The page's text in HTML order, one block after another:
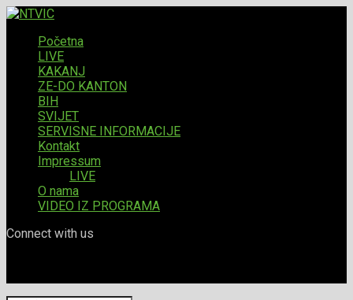
Početna
LIVE
KAKANJ
ZE-DO KANTON
BIH
SVIJET
SERVISNE INFORMACIJE
Kontakt
Impressum
LIVE
O nama
VIDEO IZ PROGRAMA
Connect with us